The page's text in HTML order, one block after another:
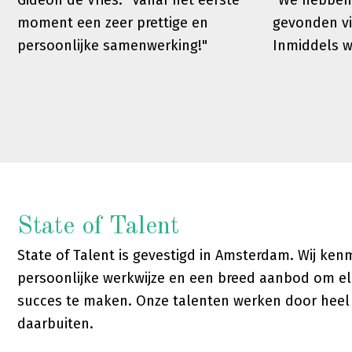
moment een zeer prettige en
persoonlijke samenwerking!"
gevonden
Inmiddels
State of Talent
State of Talent is gevestigd in Amsterdam. Wij
persoonlijke werkwijze en een breed aanbod om
succes te maken. Onze talenten werken door
daarbuiten.